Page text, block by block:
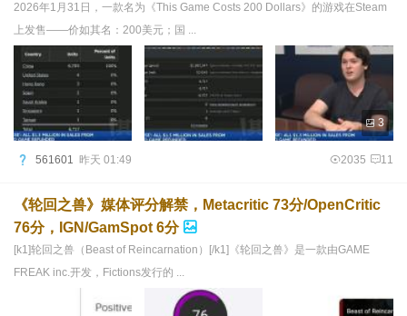
2026年1月31日，一款名为《This Game Costs 200 Dollars》的游戏在Steam
上发售——价如其名：200美元；国 ...
3
561601 昨天 01:49 2035 11
《轮回之兽》媒体评分解禁，Metacritic 73分/OpenCritic
76分，IGN/GamSpot 6分
[k1]轮回之兽（Beast of Reincarnation）[/k1]《轮回之兽》是一款由GAME
FREAK inc.开发，Fictions发行的 ...